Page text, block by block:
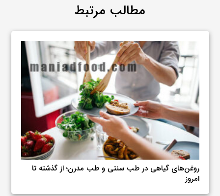
مطالب مرتبط
سنتی و طب مدرن؛ از گذشته تا
راز شفافیت و رنگ طلایی